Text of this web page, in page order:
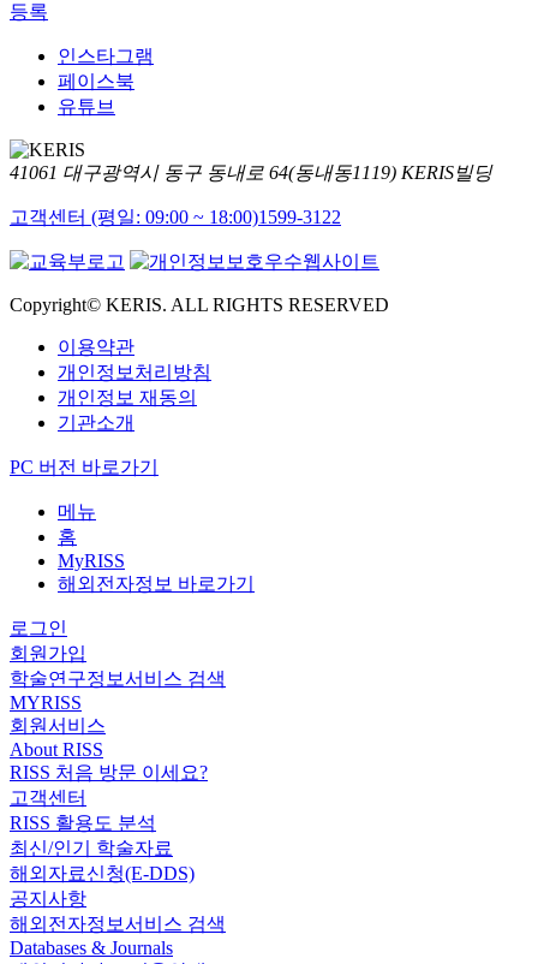
등록
인스타그램
페이스북
유튜브
41061 대구광역시 동구 동내로 64(동내동1119) KERIS빌딩
고객센터 (평일: 09:00 ~ 18:00)1599-3122
Copyright© KERIS. ALL RIGHTS RESERVED
이용약관
개인정보처리방침
개인정보 재동의
기관소개
PC 버전 바로가기
메뉴
홈
MyRISS
해외전자정보 바로가기
로그인
회원가입
학술연구정보서비스 검색
MYRISS
회원서비스
About RISS
RISS 처음 방문 이세요?
고객센터
RISS 활용도 분석
최신/인기 학술자료
해외자료신청(E-DDS)
공지사항
해외전자정보서비스 검색
Databases & Journals